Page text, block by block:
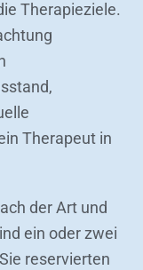
Therapieziele.
Therapeut in
der Art und
ein oder zwei
reservierten